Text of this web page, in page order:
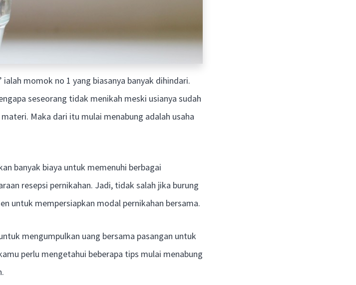
ialah momok no 1 yang biasanya banyak dihindari.
seseorang tidak menikah meski usianya sudah
Maka dari itu mulai menabung adalah usaha
banyak biaya untuk memenuhi berbagai
resepsi pernikahan. Jadi, tidak salah jika burung
untuk mempersiapkan modal pernikahan bersama.
mengumpulkan uang bersama pasangan untuk
perlu mengetahui beberapa tips mulai menabung